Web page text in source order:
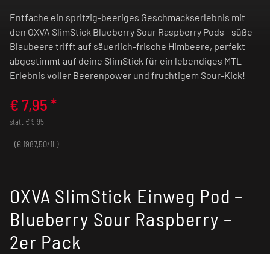
Entfache ein spritzig-beeriges Geschmackserlebnis mit
den OXVA SlimStick Blueberry Sour Raspberry Pods - süße
Blaubeere trifft auf säuerlich-frische Himbeere, perfekt
abgestimmt auf deine SlimStick für ein lebendiges MTL-
Erlebnis voller Beerenpower und fruchtigem Sour-Kick!
€7,95*
statt € 9,95
(€ 1987,50/1L)
OXVA SlimStick Einweg Pod –
Blueberry Sour Raspberry –
2er Pack